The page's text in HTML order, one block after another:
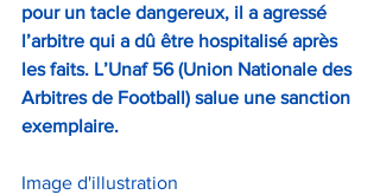
pour un tacle dangereux, il a agressé
l’arbitre qui a dû être hospitalisé après
les faits. L’Unaf 56 (Union Nationale des
Arbitres de Football) salue une sanction
exemplaire.
Image d'illustration